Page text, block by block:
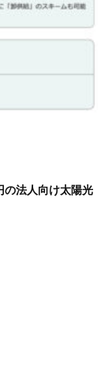
の法人向け太陽光